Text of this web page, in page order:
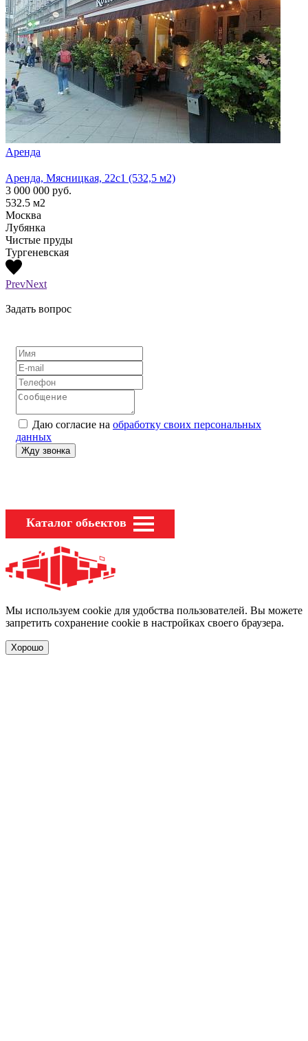
Аренда
Аренда, Мясницкая, 22с1 (532,5 м2)
3 000 000 руб.
532.5 м2
Москва
Лубянка
Чистые пруды
Тургеневская
PrevNext
Задать вопрос
Даю согласие на обработку своих персональных
данных
Каталог обьектов
Мы используем cookie для удобства пользователей. Вы можете
запретить сохранение cookie в настройках своего браузера.
Хорошо